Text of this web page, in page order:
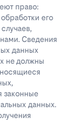
право:
его
Сведения
данных
не должны
законные
данных.